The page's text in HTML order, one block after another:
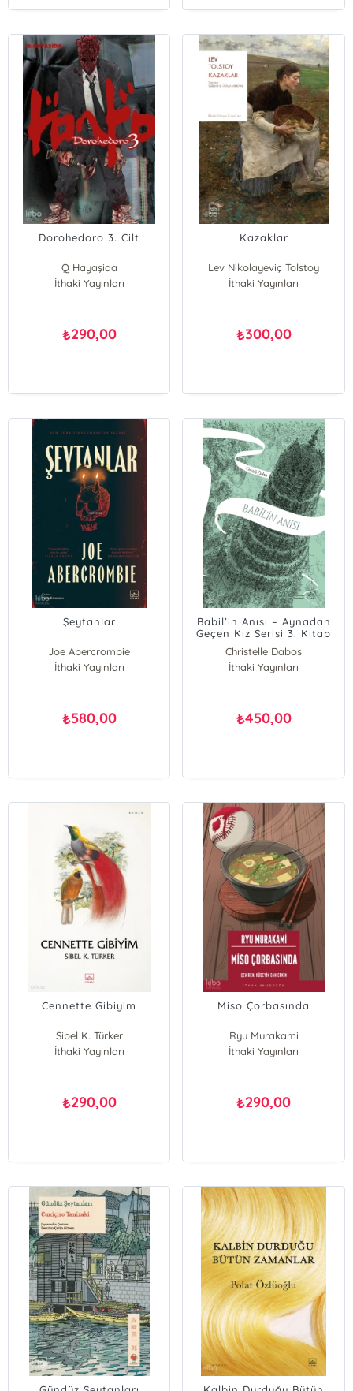
Dorohedoro 3. Cilt
Q Hayaşida
İthaki Yayınları
₺290,00
Kazaklar
Lev Nikolayeviç Tolstoy
İthaki Yayınları
₺300,00
Şeytanlar
Joe Abercrombie
İthaki Yayınları
₺580,00
Babil’in Anısı – Aynadan
Geçen Kız Serisi 3. Kitap
Christelle Dabos
İthaki Yayınları
₺450,00
Cennette Gibiyim
Sibel K. Türker
İthaki Yayınları
₺290,00
Miso Çorbasında
Ryu Murakami
İthaki Yayınları
₺290,00